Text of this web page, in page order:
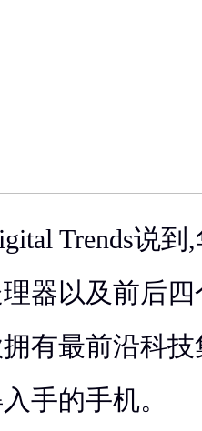
Trends说到
器以及前后
有最前沿科
手的手机。